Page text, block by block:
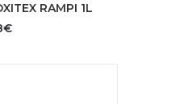
RAMPI 1L
€